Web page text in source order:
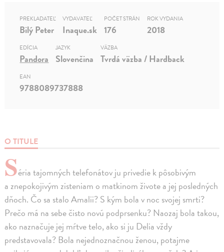
O TITULE
Séria tajomných telefonátov ju privedie k pôsobivým
a znepokojivým zisteniam o matkinom živote a jej posledných
dňoch. Čo sa stalo Amalii? S kým bola v noc svojej smrti?
Prečo má na sebe čisto novú podprsenku? Naozaj bola takou,
ako naznačuje jej mŕtve telo, ako si ju Delia vždy
predstavovala? Bola nejednoznačnou ženou, potajme
PREKLADATEĽ
Bilý Peter
VYDAVATEĽ
Inaque.sk
POČET STRÁN
176
ROK VYDANIA
2018
EDÍCIA
Pandora
JAZYK
Slovenčina
VÄZBA
Tvrdá väzba / Hardback
EAN
9788089737888